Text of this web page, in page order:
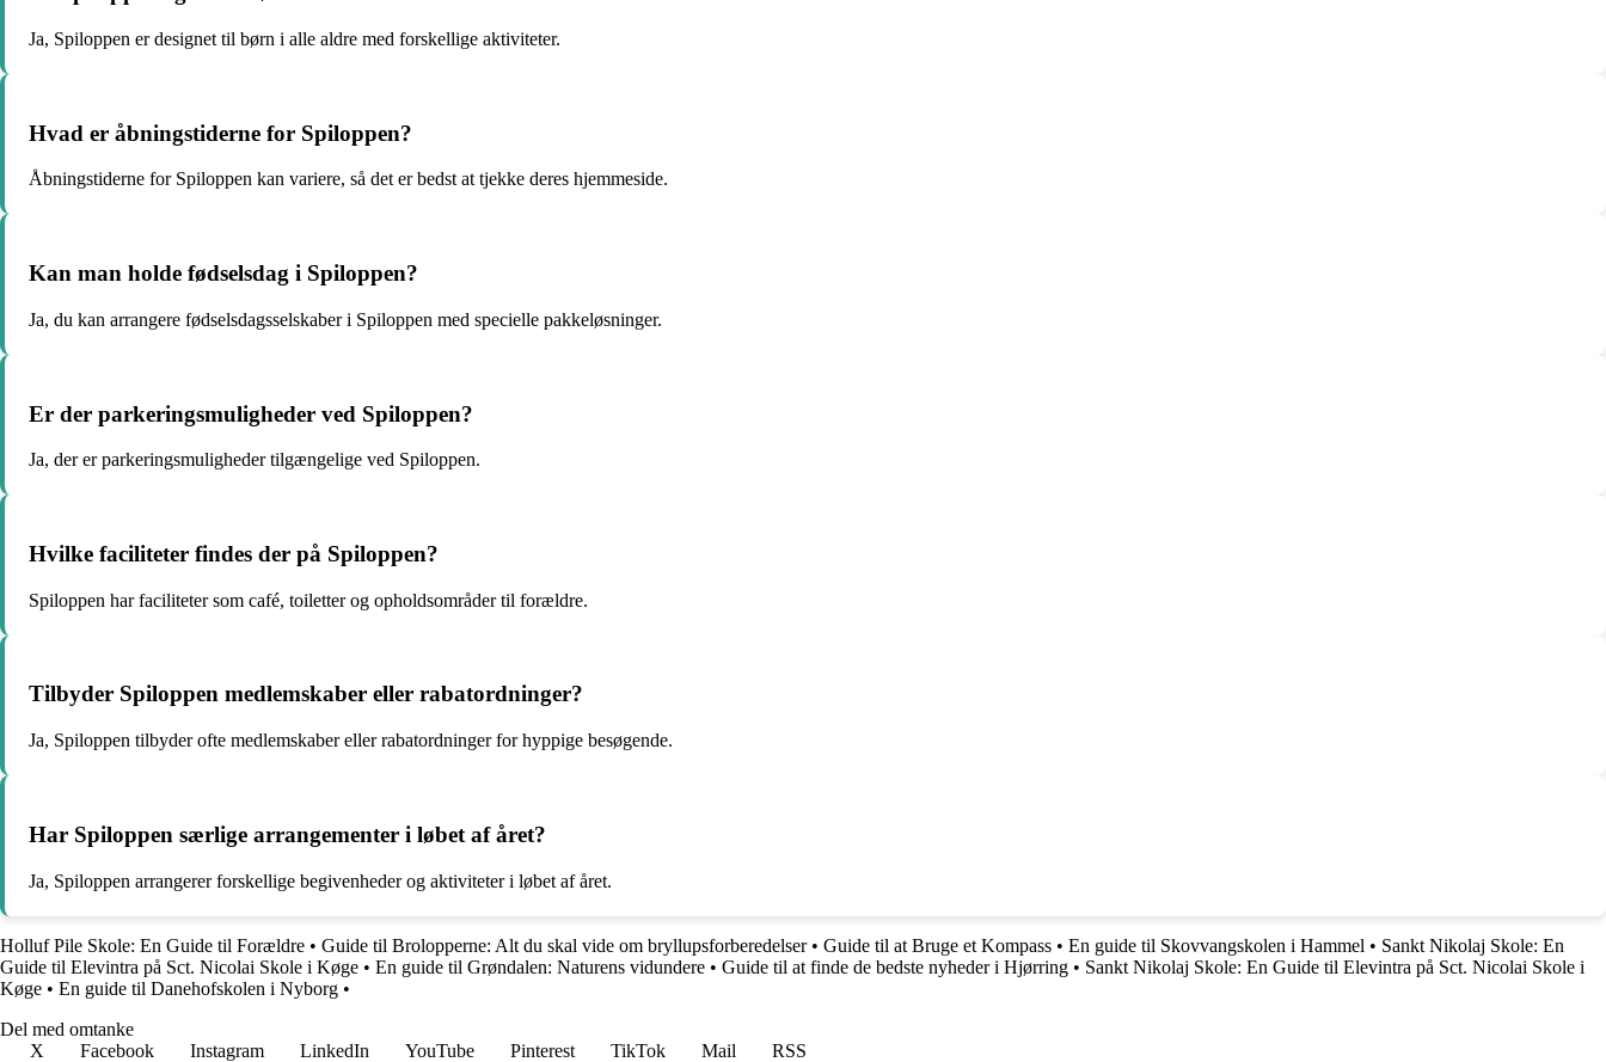
Ja, Spiloppen er designet til børn i alle aldre med forskellige aktiviteter.
Hvad er åbningstiderne for Spiloppen?
Åbningstiderne for Spiloppen kan variere, så det er bedst at tjekke deres hjemmeside.
Kan man holde fødselsdag i Spiloppen?
Ja, du kan arrangere fødselsdagsselskaber i Spiloppen med specielle pakkeløsninger.
Er der parkeringsmuligheder ved Spiloppen?
Ja, der er parkeringsmuligheder tilgængelige ved Spiloppen.
Hvilke faciliteter findes der på Spiloppen?
Spiloppen har faciliteter som café, toiletter og opholdsområder til forældre.
Tilbyder Spiloppen medlemskaber eller rabatordninger?
Ja, Spiloppen tilbyder ofte medlemskaber eller rabatordninger for hyppige besøgende.
Har Spiloppen særlige arrangementer i løbet af året?
Ja, Spiloppen arrangerer forskellige begivenheder og aktiviteter i løbet af året.
Holluf Pile Skole: En Guide til Forældre • Guide til Brolopperne: Alt du skal vide om bryllupsforberedelser• Guide til at Bruge et Kompass • En guide til Skovvangskolen i Hammel • Sankt Nikolaj Skole: En
Guide til Elevintra på Sct. Nicolai Skole i Køge • En guide til Grøndalen: Naturens vidundere • Guide til at finde de bedste nyheder i Hjørring • Sankt Nikolaj Skole: En Guide til Elevintra på Sct. Nicolai Skole i
Køge • En guide til Danehofskolen i Nyborg •
Del med omtanke
X
Facebook Instagram LinkedIn YouTube Pinterest TikTok Mail
RSS